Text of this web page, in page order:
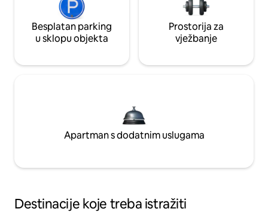
Besplatan parking
u sklopu objekta
Prostorija za
vježbanje
Apartman s dodatnim uslugama
Destinacije koje treba istražiti